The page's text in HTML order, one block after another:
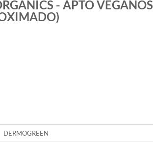
- APTO VEGANOS
DERMOGREEN